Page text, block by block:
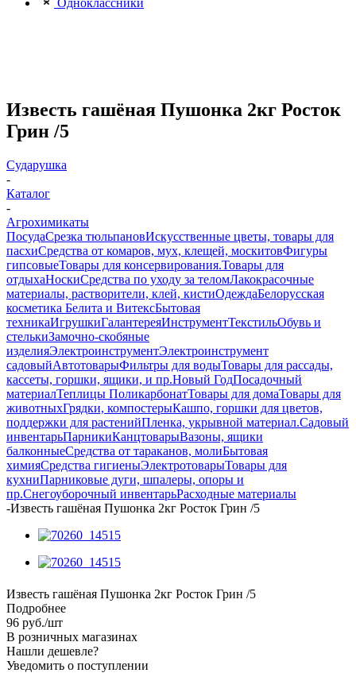
Одноклассники
Известь гашёная Пушонка 2кг Росток
Грин /5
Сударушка
-
Каталог
-
Агрохимикаты
ПосудаСрезка тюльпановИскусственные цветы, товары для
пасхиСредства от комаров, мух, клещей, москитовФигуры
гипсовыеТовары для консервирования.Товары для
отдыхаНоскиСредства по уходу за теломЛакокрасочные
материалы, растворители, клей, кистиОдеждаБелорусская
косметика Белита и ВитексБытовая
техникаИгрушкиГалантереяИнструментТекстильОбувь и
стелькиЗамочно-скобяные
изделияЭлектроинструментЭлектроинструмент
садовыйАвтотоварыФильтры для водыТовары для рассады,
кассеты, горшки, ящики, и пр.Новый ГодПосадочный
материалТеплицы ПоликарбонатТовары для домаТовары для
животныхГрядки, компостерыКашпо, горшки для цветов,
поддержки для растенийПленка, укрывной материал.Садовый
инвентарьПарникиКанцтоварыВазоны, ящики
балконныеСредства от тараканов, молиБытовая
химияСредства гигиеныЭлектротоварыТовары для
кухниПарниковые дуги, шпалеры, опоры и
пр.Снегоуборочный инвентарьРасходные материалы
-Известь гашёная Пушонка 2кг Росток Грин /5
Известь гашёная Пушонка 2кг Росток Грин /5
Подробнее
96 руб./шт
В розничных магазинах
Нашли дешевле?
Уведомить о поступлении